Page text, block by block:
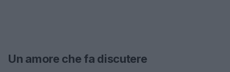
Un amore che fa discutere